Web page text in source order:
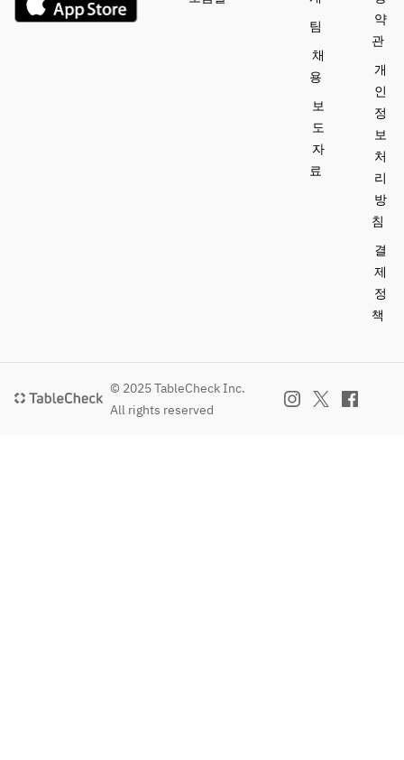
팀
채
용
보
도
자
료
약
관
개
인
정
보
처
리
방
침
결
제
정
책
© 2025 TableCheck Inc.
All rights reserved